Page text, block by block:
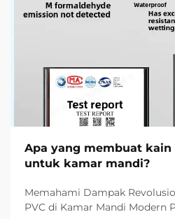
Apa yang membuat kain
untuk kamar mandi?
Memahami Dampak
PVC di Kamar Mandi Modern